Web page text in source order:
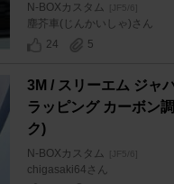
N-BOXカスタム
塵芥車(じんかいしゃ)さん
24
5
3M / スリーエム ジャ
ラッピング カーボン
ク)
N-BOXカスタム [JF5/6]
chigasaki64さん